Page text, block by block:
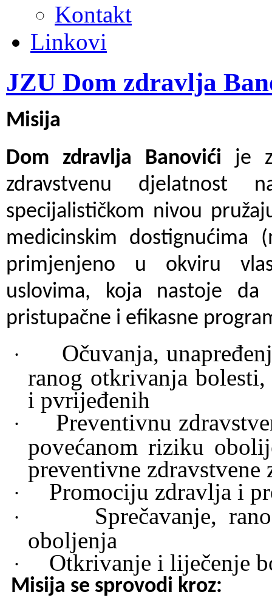
Kontakt
Linkovi
JZU Dom zdravlja
Misija
Dom zdravlja Banovići je
zdravstvenu djelatnost
specijalističkom nivou
medicinskim dostignućima
primjenjeno u okviru
uslovima, koja nastoje
pristupačne i efikasne
·
Očuvanja,
ranog otkrivanja
i pvrijeđenih
·
Preventivnu
povećanom riziku
preventivne zdravstvene
· Promociju zdravlja i
·
Sprečavanje,
oboljenja
· Otkrivanje i liječenje
Misija se sprovodi kroz: